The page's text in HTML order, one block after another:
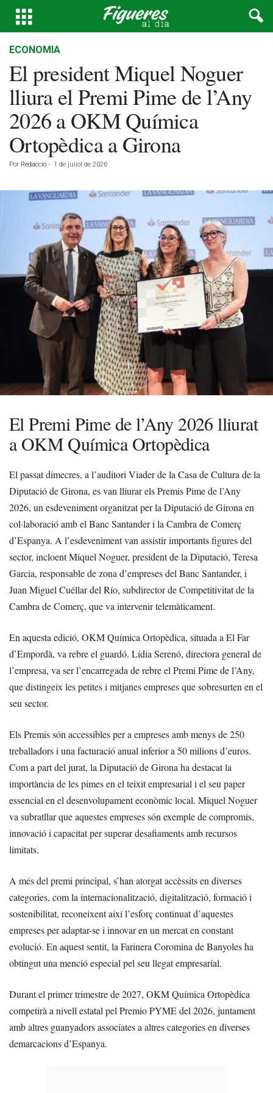
ECONOMIA
El president Miquel Noguer
lliura el Premi Pime de l’Any
2026 a OKM Química
Ortopèdica a Girona
Por Redacció - 1 de juliol de 2026
El Premi Pime de l’Any 2026 lliurat
a OKM Química Ortopèdica
El passat dimecres, a l’auditori Viader de la Casa de Cultura de la
Diputació de Girona, es van lliurar els Premis Pime de l’Any
2026, un esdeveniment organitzat per la Diputació de Girona en
col·laboració amb el Banc Santander i la Cambra de Comerç
d’Espanya. A l’esdeveniment van assistir importants figures del
sector, incloent Miquel Noguer, president de la Diputació, Teresa
Garcia, responsable de zona d’empreses del Banc Santander, i
Juan Miguel Cuéllar del Río, subdirector de Competitivitat de la
Cambra de Comerç, que va intervenir telemàticament.
En aquesta edició, OKM Química Ortopèdica, situada a El Far
d’Empordà, va rebre el guardó. Lídia Serenó, directora general de
l’empresa, va ser l’encarregada de rebre el Premi Pime de l’Any,
que distingeix les petites i mitjanes empreses que sobresurten en el
seu sector.
Els Premis són accessibles per a empreses amb menys de 250
treballadors i una facturació anual inferior a 50 milions d’euros.
Com a part del jurat, la Diputació de Girona ha destacat la
importància de les pimes en el teixit empresarial i el seu paper
essencial en el desenvolupament econòmic local. Miquel Noguer
va subratllar que aquestes empreses són exemple de compromís,
innovació i capacitat per superar desafiaments amb recursos
limitats.
A més del premi principal, s’han atorgat accèssits en diverses
categories, com la internacionalització, digitalització, formació i
sostenibilitat, reconeixent així l’esforç continuat d’aquestes
empreses per adaptar-se i innovar en un mercat en constant
evolució. En aquest sentit, la Farinera Coromina de Banyoles ha
obtingut una menció especial pel seu llegat empresarial.
Durant el primer trimestre de 2027, OKM Química Ortopèdica
competirà a nivell estatal pel Premio PYME del 2026, juntament
amb altres guanyadors associates a altres categories en diverses
demarcacions d’Espanya.